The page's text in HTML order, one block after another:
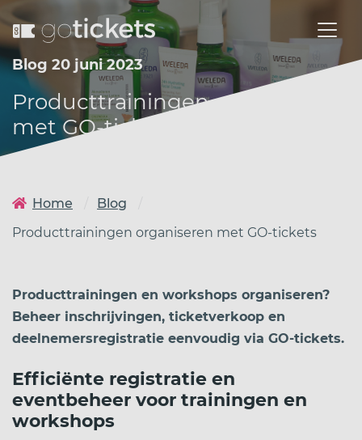
Blog 20 juni 2023
Producttrainingen organiseren
met GO-tickets
Home
Blog
Producttrainingen organiseren met GO-tickets
Producttrainingen en workshops organiseren?
Beheer inschrijvingen, ticketverkoop en
deelnemersregistratie eenvoudig via GO-tickets.
Efficiënte registratie en
eventbeheer voor trainingen en
workshops